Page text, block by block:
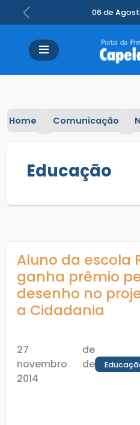
06 de
Previous
Home Comunicação
Educação
Aluno da escola
ganha prêmio
desenho no
a Cidadania
27 de
novembro de
2014